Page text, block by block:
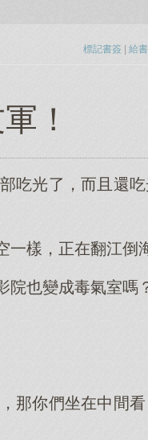
標記書簽 | 給
！
吃光了，而且還
樣，正在翻江倒
院也變成毒氣室嗎
那你們坐在中間